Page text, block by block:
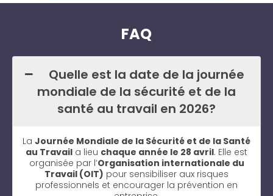
FAQ
Quelle est la date de la journée
mondiale de la sécurité et de la
santé au travail en 2026?
La Journée Mondiale de la Sécurité et de la Santé
au Travail a lieu chaque année le 28 avril. Elle est
organisée par l’Organisation internationale du
Travail (OIT) pour sensibiliser aux risques
professionnels et encourager la prévention en